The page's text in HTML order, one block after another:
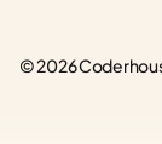
© 2026